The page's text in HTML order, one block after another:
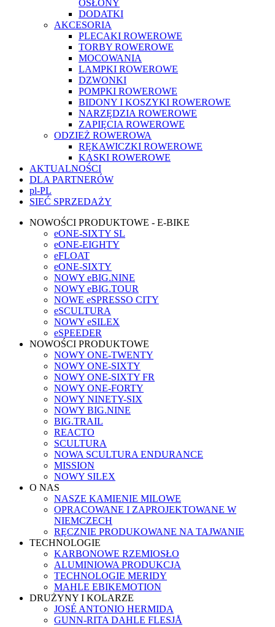
OSŁONY
DODATKI
AKCESORIA
PLECAKI ROWEROWE
TORBY ROWEROWE
MOCOWANIA
LAMPKI ROWEROWE
DZWONKI
POMPKI ROWEROWE
BIDONY I KOSZYKI ROWEROWE
NARZĘDZIA ROWEROWE
ZAPIĘCIA ROWEROWE
ODZIEŻ ROWEROWA
RĘKAWICZKI ROWEROWE
KASKI ROWEROWE
AKTUALNOŚCI
DLA PARTNERÓW
pl-PL
SIEĆ SPRZEDAŻY
NOWOŚCI PRODUKTOWE - E-BIKE
eONE-SIXTY SL
eONE-EIGHTY
eFLOAT
eONE-SIXTY
NOWY eBIG.NINE
NOWY eBIG.TOUR
NOWE eSPRESSO CITY
eSCULTURA
NOWY eSILEX
eSPEEDER
NOWOŚCI PRODUKTOWE
NOWY ONE-TWENTY
NOWY ONE-SIXTY
NOWY ONE-SIXTY FR
NOWY ONE-FORTY
NOWY NINETY-SIX
NOWY BIG.NINE
BIG.TRAIL
REACTO
SCULTURA
NOWA SCULTURA ENDURANCE
MISSION
NOWY SILEX
O NAS
NASZE KAMIENIE MILOWE
OPRACOWANE I ZAPROJEKTOWANE W
NIEMCZECH
RĘCZNIE PRODUKOWANE NA TAJWANIE
TECHNOLOGIE
KARBONOWE RZEMIOSŁO
ALUMINIOWA PRODUKCJA
TECHNOLOGIE MERIDY
MAHLE EBIKEMOTION
DRUŻYNY I KOLARZE
JOSÉ ANTONIO HERMIDA
GUNN-RITA DAHLE FLESJÅ